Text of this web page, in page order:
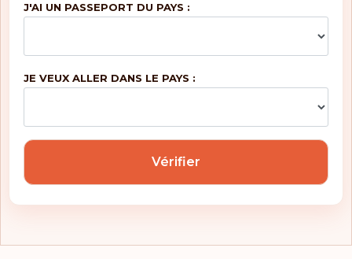
Classement: 5 Destinations:188
Royaume-Uni
Malte
Irlande
J'AI UN PASSEPORT DU PAYS :
JE VEUX ALLER DANS LE PAYS :
Vérifier